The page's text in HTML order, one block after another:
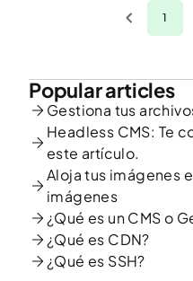
1
Popular articles
Gestiona tus
Headless CMS: Te
este artículo.
Aloja tus imágenes
imágenes
¿Qué es un CMS o
¿Qué es CDN?
¿Qué es SSH?